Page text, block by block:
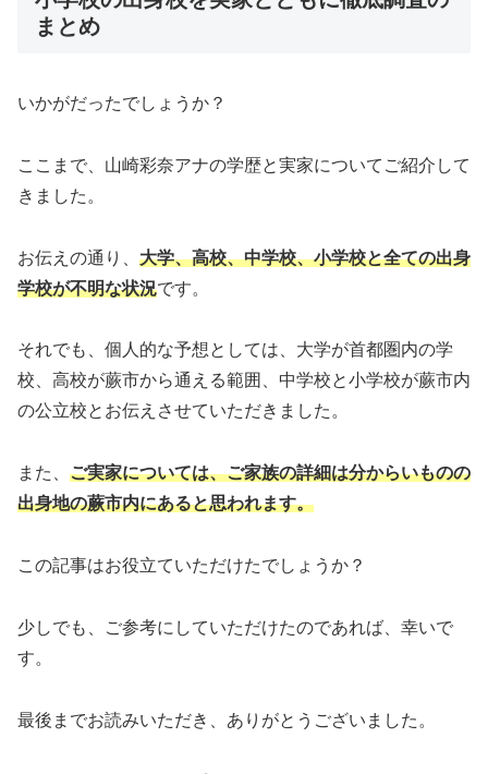
まとめ
いかがだったでしょうか？
ここまで、山崎彩奈アナの学歴と実家についてご紹介して
きました。
お伝えの通り、 大学、高校、中学校、小学校と全ての出身
学校が不明な状況です。
それでも、個人的な予想としては、大学が首都圏内の学
校、高校が蕨市から通える範囲、中学校と小学校が蕨市内
の公立校とお伝えさせていただきました。
また、 ご実家については、ご家族の詳細は分からいものの
出身地の蕨市内にあると思われます。
この記事はお役立ていただけたでしょうか？
少しでも、ご参考にしていただけたのであれば、幸いで
す。
最後までお読みいただき、ありがとうございました。